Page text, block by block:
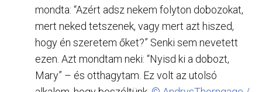
mondta: “Azért adsz nekem folyton dobozokat,
mert neked tetszenek, vagy mert azt hiszed,
hogy én szeretem őket?” Senki sem nevetett
ezen. Azt mondtam neki: “Nyisd ki a dobozt,
Mary” – és otthagytam. Ez volt az utolsó